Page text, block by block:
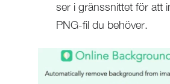
ser i gränssnittet för att
PNG-fil du behöver.